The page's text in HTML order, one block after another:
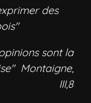
des
sont la
Montaigne,
III,8